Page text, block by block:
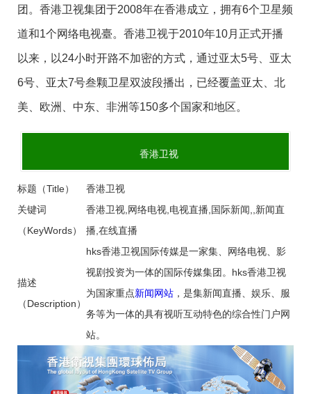
团。香港卫视集团于2008年在香港成立，拥有6个卫星频
道和1个网络电视臺。香港卫视于2010年10月正式开播
以来，以24小时开路不加密的方式，通过亚太5号、亚太
6号、亚太7号叁颗卫星双波段播出，已经覆盖亚太、北
美、欧洲、中东、非洲等150多个国家和地区。
香港卫视
标题（Title）
香港卫视
关键词
（KeyWords）
香港卫视,网络电视,电视直播,国际新闻,,新闻直
播,在线直播
描述
（Description）
hks香港卫视国际传媒是一家集、网络电视、影
视剧投资为一体的国际传媒集团。hks香港卫视
为国家重点新闻网站 ，是集新闻直播、娱乐、服
务等为一体的具有视听互动特色的综合性门户网
站。